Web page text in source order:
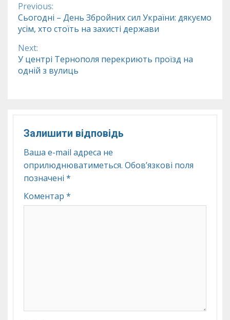
Continue
Reading
Previous:
Сьогодні – День Збройних сил України: дякуємо
усім, хто стоїть на захисті держави
Next:
У центрі Тернополя перекриють проїзд на
одній з вулиць
Залишити відповідь
Ваша e-mail адреса не
оприлюднюватиметься. Обов’язкові поля
позначені *
Коментар *